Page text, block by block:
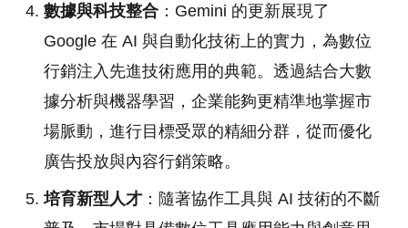
數據與科技整合 ：Gemini 的更新展現了
Google 在 AI 與自動化技術上的實力，為數位
行銷注入先進技術應用的典範。透過結合大數
據分析與機器學習，企業能夠更精準地掌握市
場脈動，進行目標受眾的精細分群，從而優化
廣告投放與內容行銷策略。
培育新型人才 ：隨著協作工具與 AI 技術的不斷